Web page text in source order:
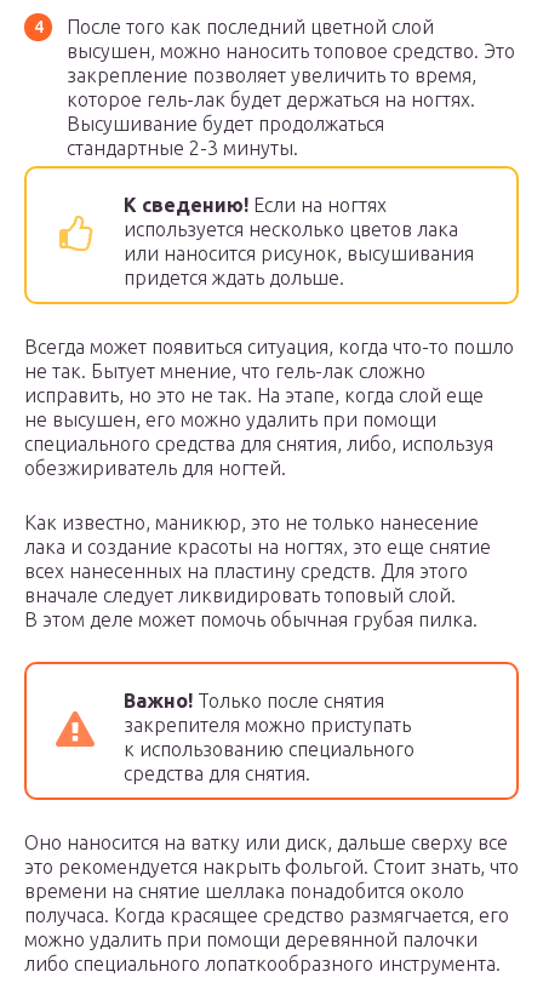
После того как последний цветной слой
высушен, можно наносить топовое средство. Это
закрепление позволяет увеличить то время,
которое гель-лак будет держаться на ногтях.
Высушивание будет продолжаться
стандартные 2-3 минуты.
К сведению! Если на ногтях
используется несколько цветов лака
или наносится рисунок, высушивания
придется ждать дольше.
Всегда может появиться ситуация, когда что-то пошло
не так. Бытует мнение, что гель-лак сложно
исправить, но это не так. На этапе, когда слой еще
не высушен, его можно удалить при помощи
специального средства для снятия, либо, используя
обезжириватель для ногтей.
Как известно, маникюр, это не только нанесение
лака и создание красоты на ногтях, это еще снятие
всех нанесенных на пластину средств. Для этого
вначале следует ликвидировать топовый слой.
В этом деле может помочь обычная грубая пилка.
Важно! Только после снятия
закрепителя можно приступать
к использованию специального
средства для снятия.
Оно наносится на ватку или диск, дальше сверху все
это рекомендуется накрыть фольгой. Стоит знать, что
времени на снятие шеллака понадобится около
получаса. Когда красящее средство размягчается, его
можно удалить при помощи деревянной палочки
либо специального лопаткообразного инструмента.